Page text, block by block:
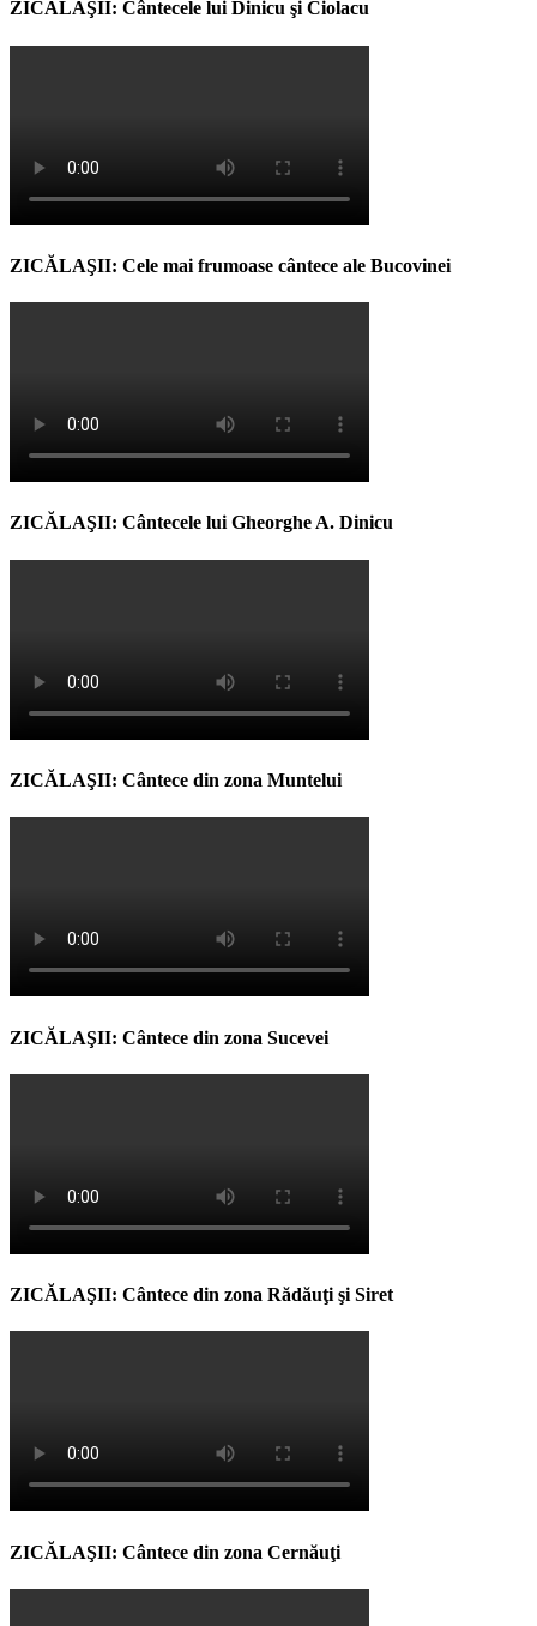
ZICĂLAŞII: Cântecele lui Dinicu şi Ciolacu
ZICĂLAŞII: Cele mai frumoase cântece ale Bucovinei
ZICĂLAŞII: Cântecele lui Gheorghe A. Dinicu
ZICĂLAŞII: Cântece din zona Muntelui
ZICĂLAŞII: Cântece din zona Sucevei
ZICĂLAŞII: Cântece din zona Rădăuţi şi Siret
ZICĂLAŞII: Cântece din zona Cernăuţi